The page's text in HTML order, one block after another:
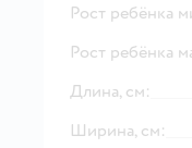
Рост ребёнка
Рост ребёнка
Длина, см:
Ширина, см: